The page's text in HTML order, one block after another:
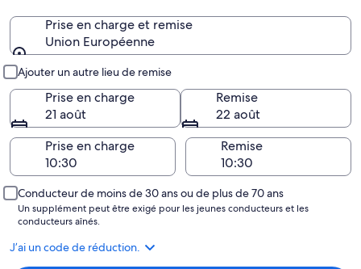
Prise en charge et remise
Union Européenne
Ajouter un autre lieu de remise
Prise en charge
21 août
Remise
22 août
Prise en charge
Remise
Conducteur de moins de 30 ans ou de plus de 70 ans
Un supplément peut être exigé pour les jeunes conducteurs et les
conducteurs aînés.
J’ai un code de réduction.